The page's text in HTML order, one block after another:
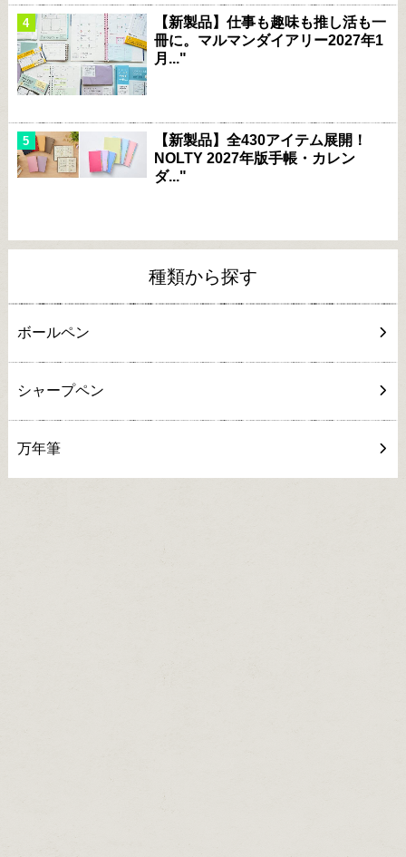
【新製品】仕事も趣味も推し活も一
冊に。マルマンダイアリー2027年1
月..."
【新製品】全430アイテム展開！
NOLTY 2027年版手帳・カレン
ダ..."
種類から探す
ボールペン
シャープペン
万年筆